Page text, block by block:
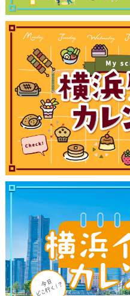
観光ガイド
ランキング
ブログ記事
サイトについて